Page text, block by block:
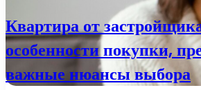
Квартира от
особенности покупки,
важные нюансы выбора